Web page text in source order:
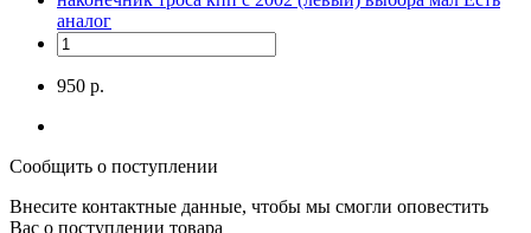
аналог
950 р.
Сообщить о поступлении
Внесите контактные данные, чтобы мы смогли оповестить
Вас о поступлении товара